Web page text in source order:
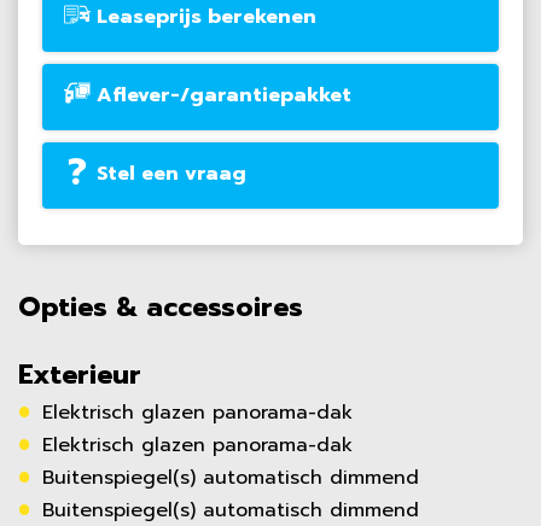
Leaseprijs berekenen
Aflever-/garantiepakket
Stel een vraag
Opties & accessoires
Exterieur
Elektrisch glazen panorama-dak
Elektrisch glazen panorama-dak
Buitenspiegel(s) automatisch dimmend
Buitenspiegel(s) automatisch dimmend